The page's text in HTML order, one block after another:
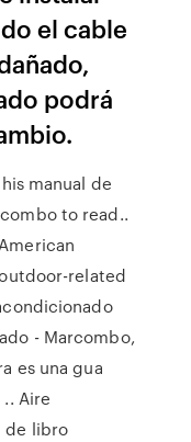
el cable
podrá
manual de
to read..
related
- Marcombo,
es una gua
Aire
de libro